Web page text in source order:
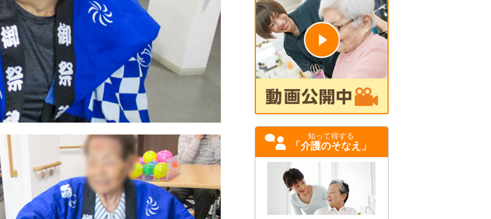
知って得する
「介護のそなえ」